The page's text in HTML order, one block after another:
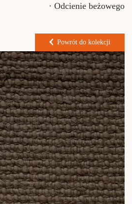
· Odcienie beżowego
Powrót do kolekcji